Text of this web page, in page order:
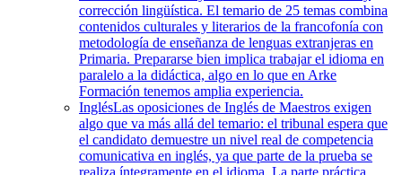
corrección lingüística. El temario de 25 temas combina
contenidos culturales y literarios de la francofonía con
metodología de enseñanza de lenguas extranjeras en
Primaria. Prepararse bien implica trabajar el idioma en
paralelo a la didáctica, algo en lo que en Arke
Formación tenemos amplia experiencia.
InglésLas oposiciones de Inglés de Maestros exigen
algo que va más allá del temario: el tribunal espera que
el candidato demuestre un nivel real de competencia
comunicativa en inglés, ya que parte de la prueba se
realiza íntegramente en el idioma. La parte práctica